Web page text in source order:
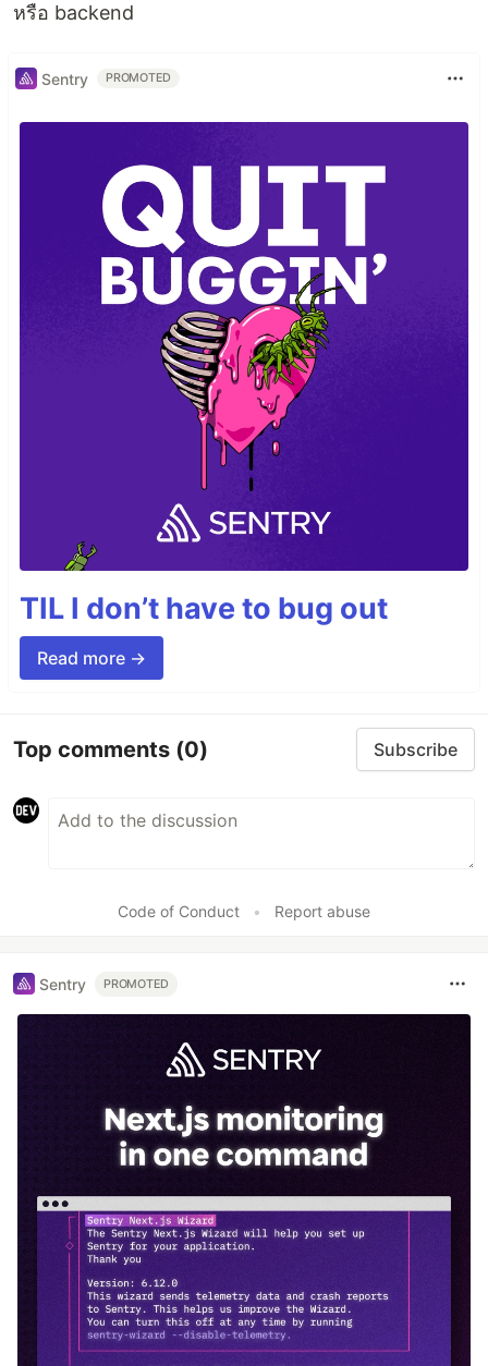
หรือ backend
Sentry PROMOTED
TIL I don’t have to bug out
Read more →
Top comments (0) Subscribe
Code of Conduct • Report abuse
Sentry PROMOTED